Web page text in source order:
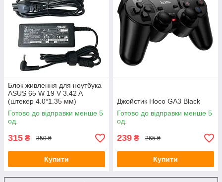
Блок живлення для ноутбука
ASUS 65 W 19 V 3.42 A
(штекер 4.0*1.35 мм)
Готово до відправки менше 5
од.
315 ₴ 350 ₴
Купити
Джойстик Hoco GA3 Black
Готово до відправки менше 5
од.
239 ₴ 265 ₴
Купити